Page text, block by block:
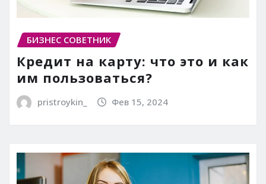
БИЗНЕС СОВЕТНИК
Кредит на карту: что это и как
им пользоваться?
pristroykin_ Фев 15, 2024